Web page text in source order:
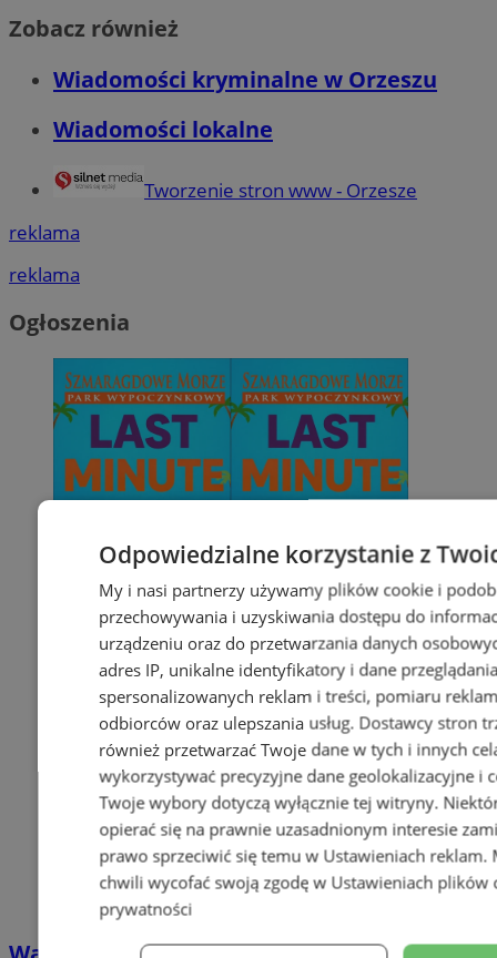
Zobacz również
Wiadomości kryminalne w Orzeszu
Wiadomości lokalne
Tworzenie stron www - Orzesze
reklama
reklama
Ogłoszenia
Odpowiedzialne korzystanie z
My i nasi partnerzy używamy plików cookie i
przechowywania i uzyskiwania dostępu do
urządzeniu oraz do przetwarzania danych
adres IP, unikalne identyfikatory i dane
spersonalizowanych reklam i treści, pomiaru
odbiorców oraz ulepszania usług. Dostawcy stron
również przetwarzać Twoje dane w tych i innych
wykorzystywać precyzyjne dane geolokalizacyjne i
Twoje wybory dotyczą wyłącznie tej witryny.
opierać się na prawnie uzasadnionym interesie
prawo sprzeciwić się temu w Ustawieniach reklam.
chwili wycofać swoją zgodę w Ustawieniach plików
prywatności